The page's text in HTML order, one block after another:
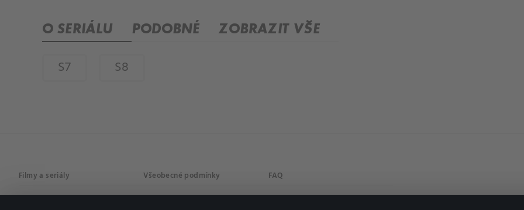
O SERIÁLU PODOBNÉ ZOBRAZIT VŠE
S7 S8
Filmy a seriály Všeobecné podmínky FAQ